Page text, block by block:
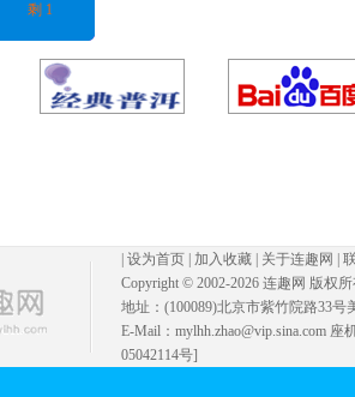
剩 1
设为首页 加入收藏 关于连趣网
Copyright © 2002-2026 连趣网 版权
地址：(100089)北京市紫竹院路33号
E-Mail：mylhh.zhao@vip.sina.com
05042114号]